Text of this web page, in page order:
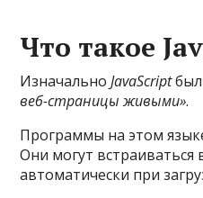
Что такое
ИзначальноJavaScriptбыл
веб-страницы живыми».
Программы на этом
Они могут встраиваться
автоматически при